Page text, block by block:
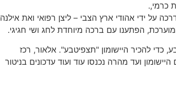
כרמי,.
על ידי אהודי ארץ הצבי – ליצן רפואי ואת אילנה
הפתענו עם ברכה מיוחדת לחג ושי חגיגי.
כדי להכיר היישומון "תצפיטבע". אלאור, רכז
ועד מהרה נכנסו עוד ועוד עדכונים בניטור